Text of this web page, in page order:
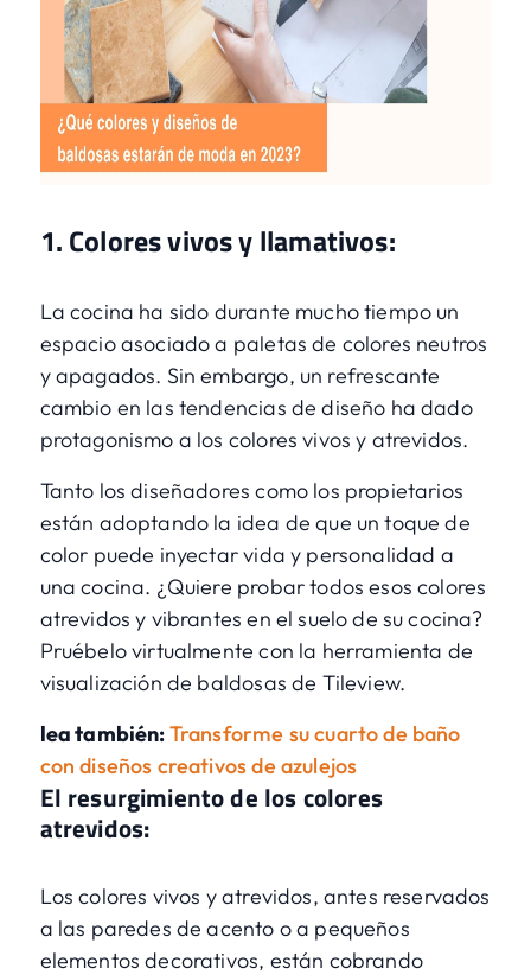
1. Colores vivos y llamativos:
La cocina ha sido durante mucho tiempo un
espacio asociado a paletas de colores neutros
y apagados. Sin embargo, un refrescante
cambio en las tendencias de diseño ha dado
protagonismo a los colores vivos y atrevidos.
Tanto los diseñadores como los propietarios
están adoptando la idea de que un toque de
color puede inyectar vida y personalidad a
una cocina. ¿Quiere probar todos esos colores
atrevidos y vibrantes en el suelo de su cocina?
Pruébelo virtualmente con la herramienta de
visualización de baldosas de Tileview.
lea también:Transforme su cuarto de baño
con diseños creativos de azulejos
El resurgimiento de los colores
atrevidos:
Los colores vivos y atrevidos, antes reservados
a las paredes de acento o a pequeños
elementos decorativos, están cobrando